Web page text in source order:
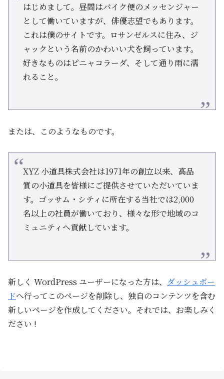
はじめまして。昼間はバイク便のメッセンジャー
として働いていますが、俳優志望でもあります。
これは僕のサイトです。ロサンゼルスに住み、ジ
ャックという名前のかわいい犬を飼っています。
好きなものはピニャコラーダ、そして通り雨に濡
れること。
または、このようなものです。
XYZ 小道具株式会社は1971年の創立以来、高品
質の小道具を皆様にご提供させていただいていま
す。ゴッサム・シティに所在する当社では2,000
名以上の社員が働いており、様々な形で地域のコ
ミュニティへ貢献しています。
新しく WordPress ユーザーになった方は、 ダッシュボー
ドへ行ってこのページを削除し、独自のコンテンツを含む
新しいページを作成してください。それでは、お楽しみく
ださい !